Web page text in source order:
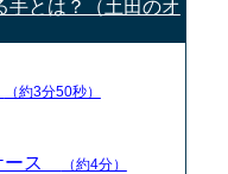
手とは？（土田のオ
（約3分50秒）
ース （約4分）